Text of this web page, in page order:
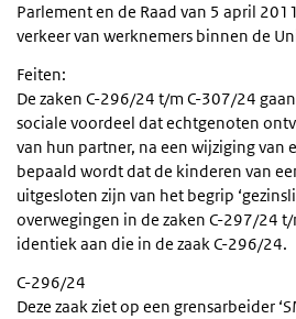
Parlement en de Raad van 5 april
verkeer van werknemers binnen de
Feiten:
De zaken C-296/24 t/m C-307/24
sociale voordeel dat echtgenoten
van hun partner, na een wijziging van
bepaald wordt dat de kinderen van
uitgesloten zijn van het begrip
overwegingen in de zaken C-297/24
identiek aan die in de zaak C-296/24.
C-296/24
Deze zaak ziet op een grensarbeider